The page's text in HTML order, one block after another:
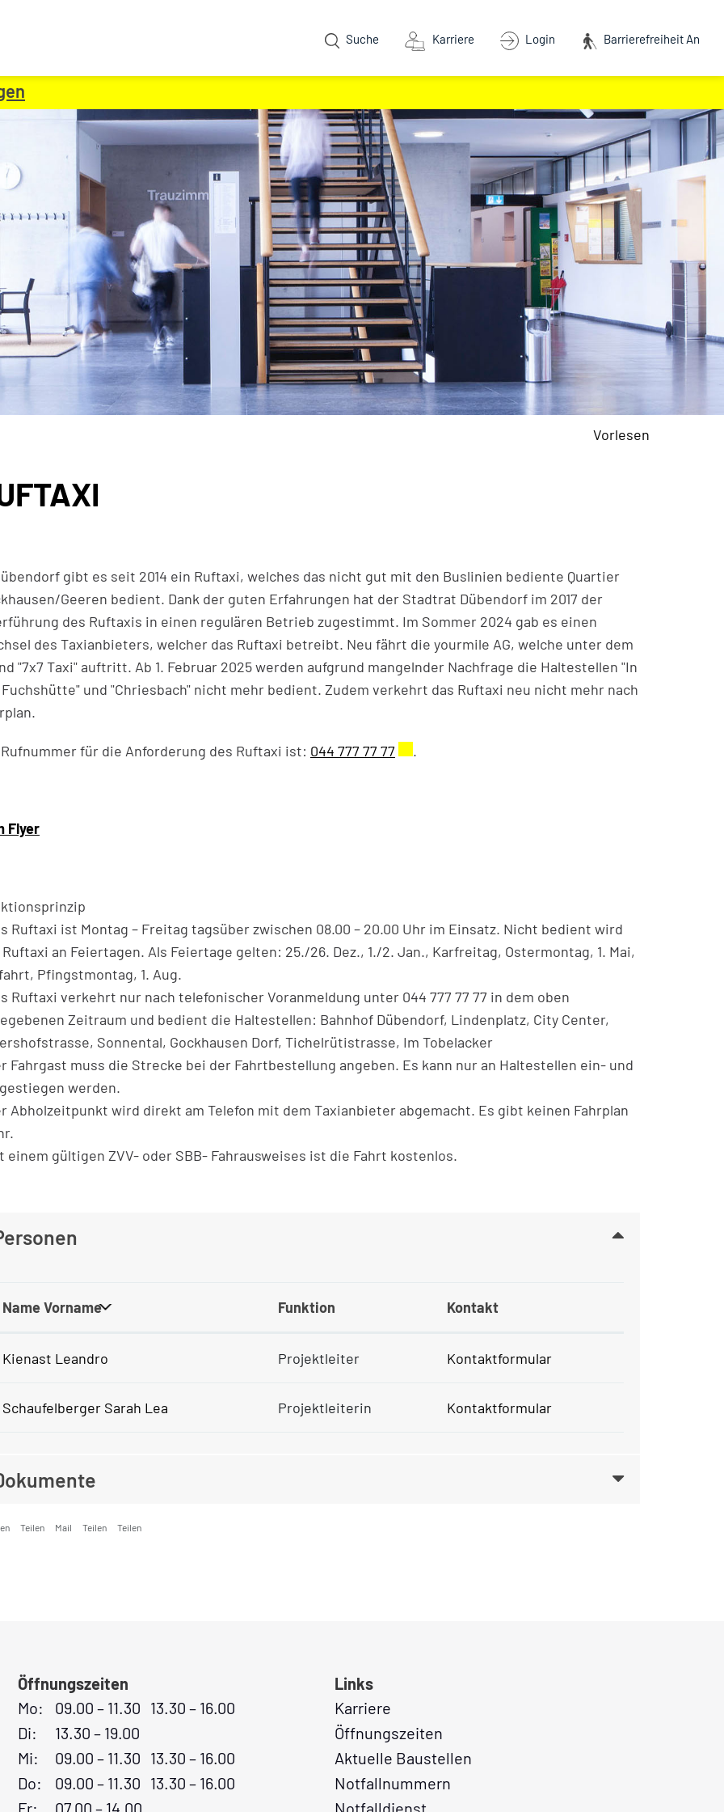
Suche Karriere Login Barrierefreiheit An
Vorlesen
gibt es seit 2014 ein Ruftaxi, welches das nicht gut mit den Buslinien bediente Quartier
Geeren bedient. Dank der guten Erfahrungen hat der Stadtrat Dübendorf im 2017 der
des Ruftaxis in einen regulären Betrieb zugestimmt. Im Sommer 2024 gab es einen
des Taxianbieters, welcher das Ruftaxi betreibt. Neu fährt die yourmile AG, welche unter dem
"7x7 Taxi" auftritt. Ab 1. Februar 2025 werden aufgrund mangelnder Nachfrage die Haltestellen "In
und "Chriesbach" nicht mehr bedient. Zudem verkehrt das Ruftaxi neu nicht mehr nach
für die Anforderung des Ruftaxi ist: 044 777 77 77 Externer Link wird in einem neuen Fenster
.
Flyer
Ruftaxi ist Montag – Freitag tagsüber zwischen 08.00 – 20.00 Uhr im Einsatz. Nicht bedient wird
Ruftaxi an Feiertagen. Als Feiertage gelten: 25./26. Dez., 1./2. Jan., Karfreitag, Ostermontag, 1. Mai,
Pfingstmontag, 1. Aug.
Ruftaxi verkehrt nur nach telefonischer Voranmeldung unter 044 777 77 77 in dem oben
Zeitraum und bedient die Haltestellen: Bahnhof Dübendorf, Lindenplatz, City Center,
Sonnental, Gockhausen Dorf, Tichelrütistrasse, Im Tobelacker
Fahrgast muss die Strecke bei der Fahrtbestellung angeben. Es kann nur an Haltestellen ein- und
werden.
Abholzeitpunkt wird direkt am Telefon mit dem Taxianbieter abgemacht. Es gibt keinen Fahrplan
einem gültigen ZVV- oder SBB- Fahrausweises ist die Fahrt kostenlos.
Objekte
Name Vorname Funktion Kontakt
Kienast Leandro Projektleiter Kontaktformular
Schaufelberger Sarah Lea Projektleiterin Kontaktformular
Teilen Mail Teilen Teilen
Öffnungszeiten
Mo:
09.00 – 11.30 13.30 – 16.00
Di:
13.30 – 19.00
Mi:
09.00 – 11.30 13.30 – 16.00
Do:
09.00 – 11.30 13.30 – 16.00
Fr:
07.00 – 14.00
Links
Karriere
Öffnungszeiten
Aktuelle Baustellen
Notfallnummern
Notfalldienst